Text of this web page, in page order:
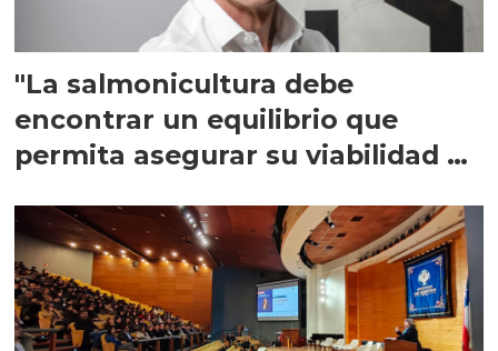
"La salmonicultura debe
encontrar un equilibrio que
permita asegurar su viabilidad de